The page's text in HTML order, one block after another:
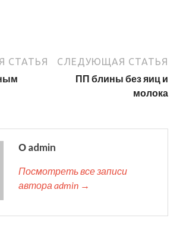
СТАТЬЯ СЛЕДУЮЩАЯ СТАТЬЯ
ПП блины без яиц и
молока
О admin
Посмотреть все записи
автора admin →